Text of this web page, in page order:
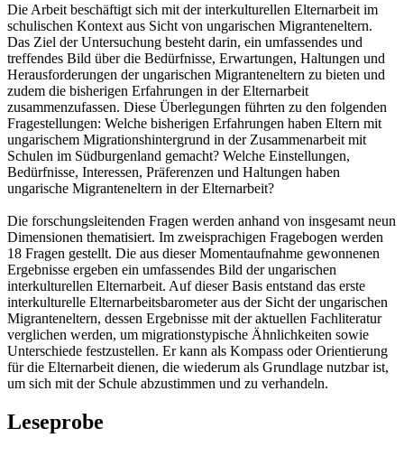
Die Arbeit beschäftigt sich mit der interkulturellen Elternarbeit im
schulischen Kontext aus Sicht von ungarischen Migranteneltern.
Das Ziel der Untersuchung besteht darin, ein umfassendes und
treffendes Bild über die Bedürfnisse, Erwartungen, Haltungen und
Herausforderungen der ungarischen Migranteneltern zu bieten und
zudem die bisherigen Erfahrungen in der Elternarbeit
zusammenzufassen. Diese Überlegungen führten zu den folgenden
Fragestellungen: Welche bisherigen Erfahrungen haben Eltern mit
ungarischem Migrationshintergrund in der Zusammenarbeit mit
Schulen im Südburgenland gemacht? Welche Einstellungen,
Bedürfnisse, Interessen, Präferenzen und Haltungen haben
ungarische Migranteneltern in der Elternarbeit?
Die forschungsleitenden Fragen werden anhand von insgesamt neun
Dimensionen thematisiert. Im zweisprachigen Fragebogen werden
18 Fragen gestellt. Die aus dieser Momentaufnahme gewonnenen
Ergebnisse ergeben ein umfassendes Bild der ungarischen
interkulturellen Elternarbeit. Auf dieser Basis entstand das erste
interkulturelle Elternarbeitsbarometer aus der Sicht der ungarischen
Migranteneltern, dessen Ergebnisse mit der aktuellen Fachliteratur
verglichen werden, um migrationstypische Ähnlichkeiten sowie
Unterschiede festzustellen. Er kann als Kompass oder Orientierung
für die Elternarbeit dienen, die wiederum als Grundlage nutzbar ist,
um sich mit der Schule abzustimmen und zu verhandeln.
Leseprobe